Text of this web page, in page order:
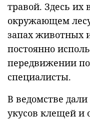
травой. Здесь их
окружающем
запах животных
постоянно
передвижении
специалисты.
В ведомстве
укусов клещей и